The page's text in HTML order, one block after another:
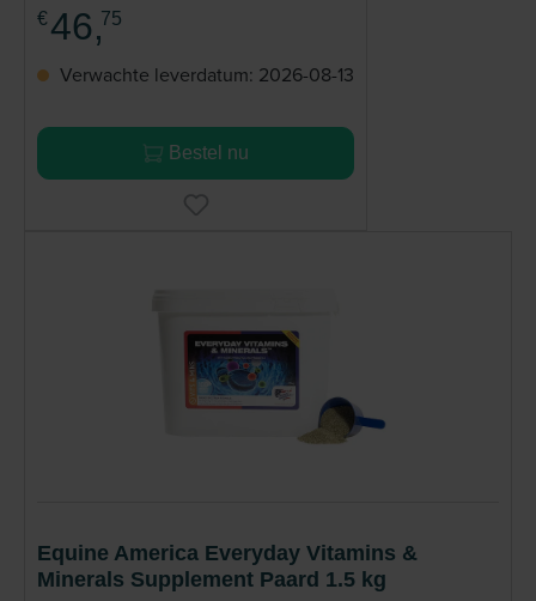
€ 46,75
Verwachte leverdatum: 2026-08-13
Bestel nu
Equine America Everyday Vitamins &
Minerals Supplement Paard 1.5 kg